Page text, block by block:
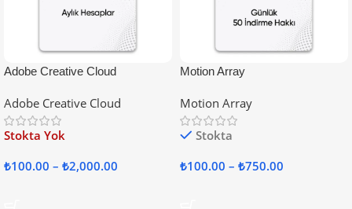
Adobe Creative Cloud
Adobe Creative Cloud
Stokta Yok
₺100.00 – ₺2,000.00
Motion Array
Motion Array
Stokta
₺100.00 – ₺750.00